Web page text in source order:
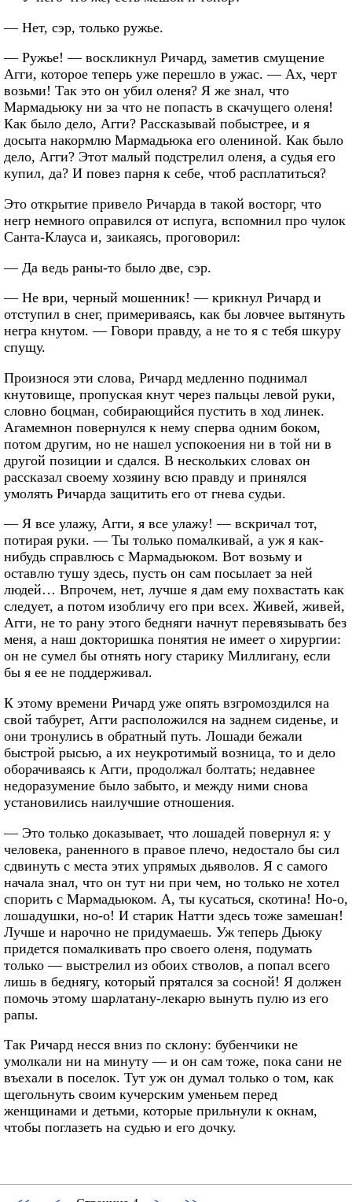
— Нет, сэр, только ружье.
— Ружье! — воскликнул Ричард, заметив смущение
Агги, которое теперь уже перешло в ужас. — Ах, черт
возьми! Так это он убил оленя? Я же знал, что
Мармадьюку ни за что не попасть в скачущего оленя!
Как было дело, Агги? Рассказывай побыстрее, и я
досыта накормлю Мармадьюка его олениной. Как было
дело, Агги? Этот малый подстрелил оленя, а судья его
купил, да? И повез парня к себе, чтоб расплатиться?
Это открытие привело Ричарда в такой восторг, что
негр немного оправился от испуга, вспомнил про чулок
Санта-Клауса и, заикаясь, проговорил:
— Да ведь раны-то было две, сэр.
— Не ври, черный мошенник! — крикнул Ричард и
отступил в снег, примериваясь, как бы ловчее вытянуть
негра кнутом. — Говори правду, а не то я с тебя шкуру
спущу.
Произнося эти слова, Ричард медленно поднимал
кнутовище, пропуская кнут через пальцы левой руки,
словно боцман, собирающийся пустить в ход линек.
Агамемнон повернулся к нему сперва одним боком,
потом другим, но не нашел успокоения ни в той ни в
другой позиции и сдался. В нескольких словах он
рассказал своему хозяину всю правду и принялся
умолять Ричарда защитить его от гнева судьи.
— Я все улажу, Агги, я все улажу! — вскричал тот,
потирая руки. — Ты только помалкивай, а уж я как-
нибудь справлюсь с Мармадьюком. Вот возьму и
оставлю тушу здесь, пусть он сам посылает за ней
людей… Впрочем, нет, лучше я дам ему похвастать как
следует, а потом изобличу его при всех. Живей, живей,
Агги, не то рану этого бедняги начнут перевязывать без
меня, а наш докторишка понятия не имеет о хирургии:
он не сумел бы отнять ногу старику Миллигану, если
бы я ее не поддерживал.
К этому времени Ричард уже опять взгромоздился на
свой табурет, Агги расположился на заднем сиденье, и
они тронулись в обратный путь. Лошади бежали
быстрой рысью, а их неукротимый возница, то и дело
оборачиваясь к Агги, продолжал болтать; недавнее
недоразумение было забыто, и между ними снова
установились наилучшие отношения.
— Это только доказывает, что лошадей повернул я: у
человека, раненного в правое плечо, недостало бы сил
сдвинуть с места этих упрямых дьяволов. Я с самого
начала знал, что он тут ни при чем, но только не хотел
спорить с Мармадьюком. А, ты кусаться, скотина! Но-о,
лошадушки, но-о! И старик Натти здесь тоже замешан!
Лучше и нарочно не придумаешь. Уж теперь Дьюку
придется помалкивать про своего оленя, подумать
только — выстрелил из обоих стволов, а попал всего
лишь в беднягу, который прятался за сосной! Я должен
помочь этому шарлатану-лекарю вынуть пулю из его
рапы.
Так Ричард несся вниз по склону: бубенчики не
умолкали ни на минуту — и он сам тоже, пока сани не
въехали в поселок. Тут уж он думал только о том, как
щегольнуть своим кучерским уменьем перед
женщинами и детьми, которые прильнули к окнам,
чтобы поглазеть на судью и его дочку.